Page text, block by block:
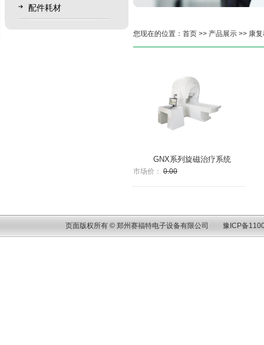
配件耗材
您现在的位置： 首页 >> 产品展示 >> 康
GNX系列旋磁治疗系统
市场价： 0.00
页面版权所有 © 郑州赛福特电子设备有限公司 豫ICP备